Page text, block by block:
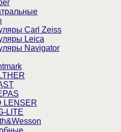
Carl Zeiss
Leica
Navigator
LENSER
LITE